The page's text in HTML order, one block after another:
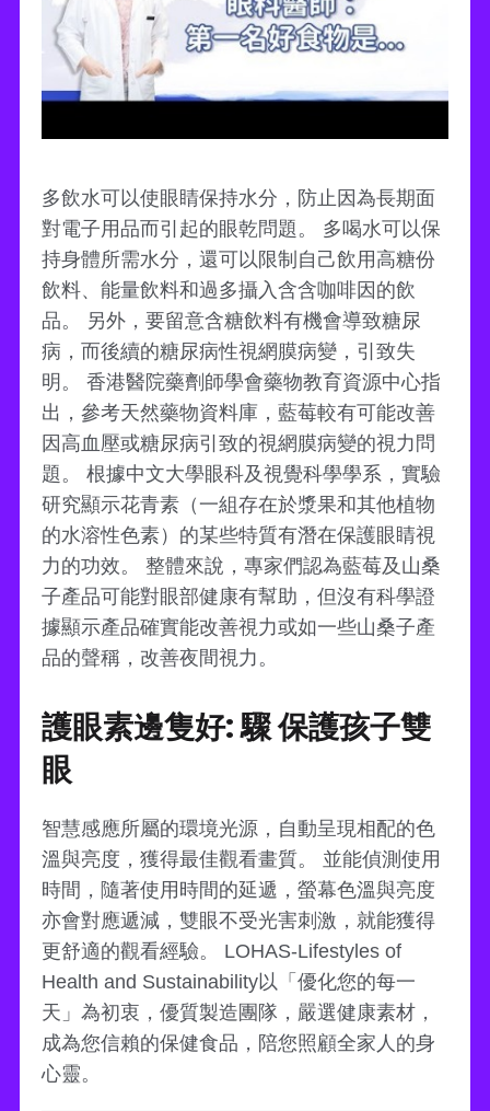
多飲水可以使眼睛保持水分，防止因為長期面
對電子用品而引起的眼乾問題。 多喝水可以保
持身體所需水分，還可以限制自己飲用高糖份
飲料、能量飲料和過多攝入含含咖啡因的飲
品。 另外，要留意含糖飲料有機會導致糖尿
病，而後續的糖尿病性視網膜病變，引致失
明。 香港醫院藥劑師學會藥物教育資源中心指
出，參考天然藥物資料庫，藍莓較有可能改善
因高血壓或糖尿病引致的視網膜病變的視力問
題。 根據中文大學眼科及視覺科學學系，實驗
研究顯示花青素（一組存在於漿果和其他植物
的水溶性色素）的某些特質有潛在保護眼睛視
力的功效。 整體來說，專家們認為藍莓及山桑
子產品可能對眼部健康有幫助，但沒有科學證
據顯示產品確實能改善視力或如一些山桑子產
品的聲稱，改善夜間視力。
護眼素邊隻好: 驟 保護孩子雙
眼
智慧感應所屬的環境光源，自動呈現相配的色
溫與亮度，獲得最佳觀看畫質。 並能偵測使用
時間，隨著使用時間的延遞，螢幕色溫與亮度
亦會對應遞減，雙眼不受光害刺激，就能獲得
更舒適的觀看經驗。 LOHAS-Lifestyles of
Health and Sustainability以「優化您的每一
天」為初衷，優質製造團隊，嚴選健康素材，
成為您信賴的保健食品，陪您照顧全家人的身
心靈。